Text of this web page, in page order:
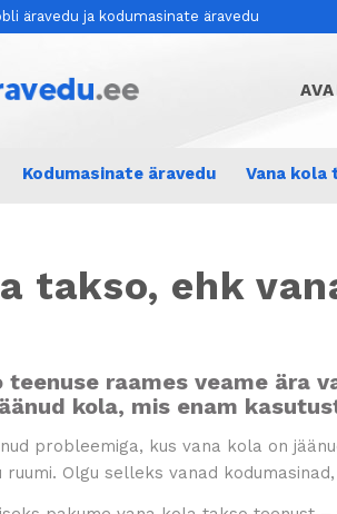
äravedu ja kodumasinate äravedu
Kodumasinate äravedu Vana kola
takso, ehk
teenuse raames veame ära
kola, mis enam
probleemiga, kus vana kola on
Olgu selleks vanad